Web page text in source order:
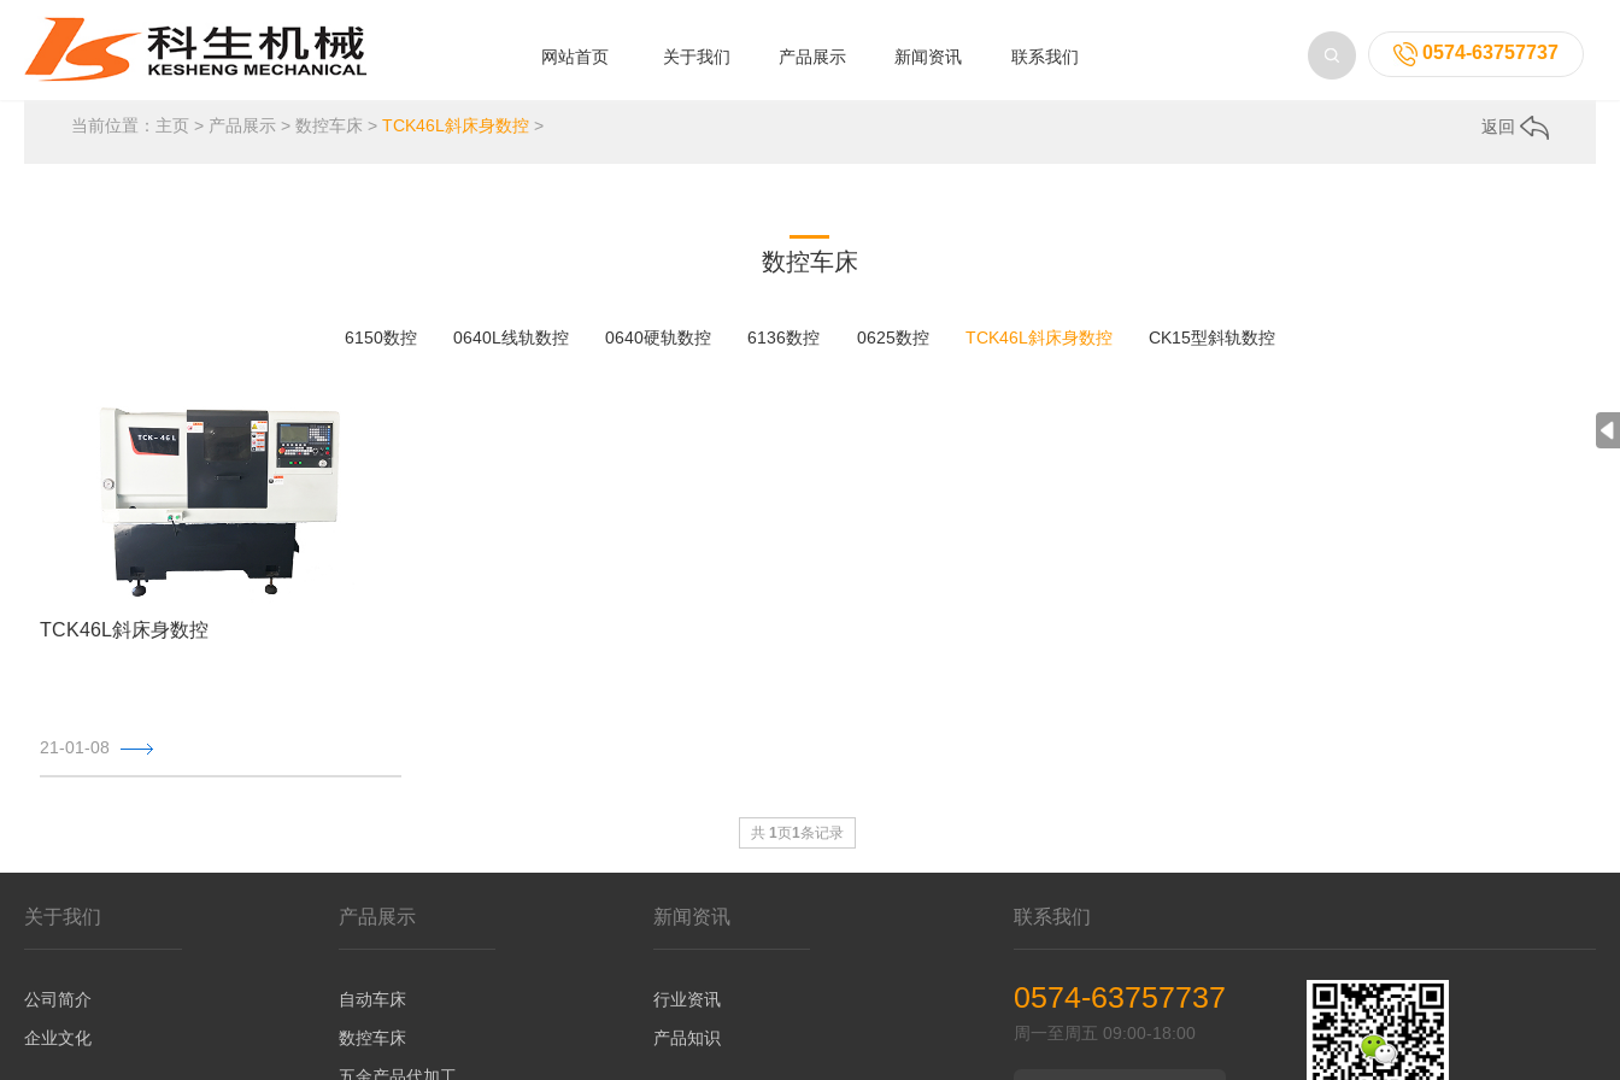
0574-63757737
网站首页 关于我们 产品展示 新闻资讯 联系我们
当前位置： 主页 > 产品展示 >数控车床 >TCK46L斜床身数控 > 返回
数控车床
6150数控 0640L线轨数控 0640硬轨数控 6136数控 0625数控 TCK46L斜床身数控 CK15型斜轨数控
TCK46L斜床身数控
21-01-08
共1页1条记录
关于我们
公司简介
企业文化
产品展示
自动车床
数控车床
新闻资讯
行业资讯
产品知识
联系我们
0574-63757737
周一至周五 09:00-18:00